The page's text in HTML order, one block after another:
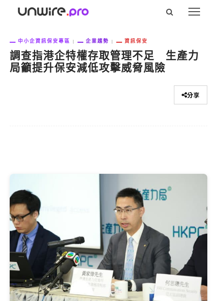
中小企資訊保安專區 企業趨勢 資訊保安
調查指港企特權存取管理不足 生產力
局籲提升保安減低攻擊威脅風險
分享